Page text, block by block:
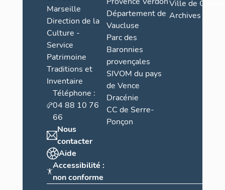
Marseille
Direction de la
Culture -
Service
Patrimoine
Traditions et
Inventaire
Téléphone :
04 88 10 76
66
Nous
contacter
Aide
Accessibilité :
non conforme
Département de
Vaucluse
Parc des
Baronnies
provençales
SIVOM du pays
de Vence
Dracénie
CC de Serre-
Ponçon
Ville de
Archives